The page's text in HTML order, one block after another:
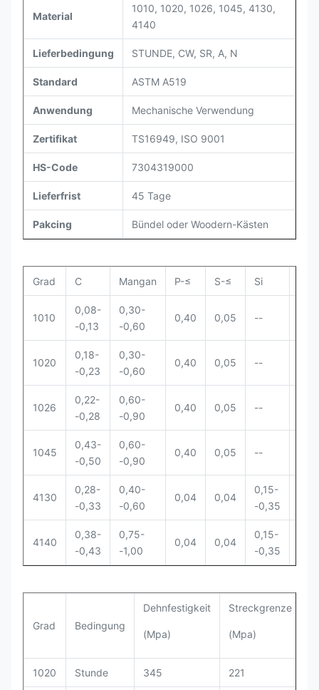
Material
1010, 1020, 1026, 1045, 4130,
4140
Lieferbedingung STUNDE, CW, SR, A, N
Standard ASTM A519
Anwendung Mechanische Verwendung
Zertifikat TS16949, ISO 9001
HS-Code 7304319000
Lieferfrist 45 Tage
Pakcing Bündel oder Woodern-Kästen
Grad C Mangan P-≤ S-≤ Si
1010
0,08-
-0,13
0,30-
-0,60
0,40 0,05 --
1020
0,18-
-0,23
0,30-
-0,60
0,40 0,05 --
1026
0,22-
-0,28
0,60-
-0,90
0,40 0,05 --
1045
0,43-
-0,50
0,60-
-0,90
0,40 0,05 --
4130
0,28-
-0,33
0,40-
-0,60
0,04 0,04
0,15-
-0,35
4140
0,38-
-0,43
0,75-
-1,00
0,04 0,04
0,15-
-0,35
Grad Bedingung
Dehnfestigkeit
(Mpa)
Streckgrenze
(Mpa)
1020 Stunde 345 221